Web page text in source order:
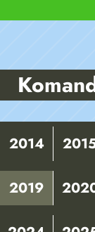
2014
2019